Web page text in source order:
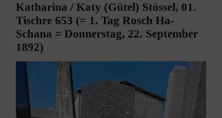
Katharina / Katy (Gütel) Stössel, 01.
Tischre 653 (= 1. Tag Rosch Ha-
Schana = Donnerstag, 22. September
1892)